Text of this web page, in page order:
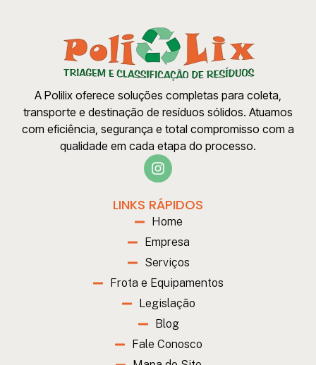
A Polilix oferece soluções completas para coleta,
transporte e destinação de resíduos sólidos. Atuamos
com eficiência, segurança e total compromisso com a
qualidade em cada etapa do processo.
LINKS RÁPIDOS
Home
Empresa
Serviços
Frota e Equipamentos
Legislação
Blog
Fale Conosco